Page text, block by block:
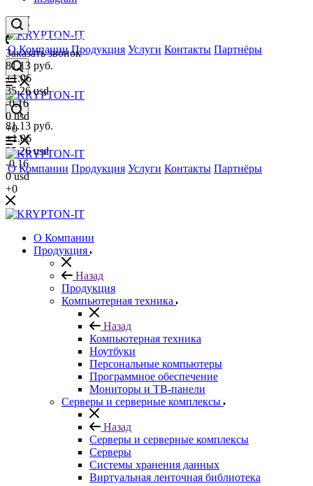
+7 (495) 773-75-70
Заказать звонок
81.13 руб.
+1.06
35.26usd
-0.16
0usd
+0
О Компании Продукция Услуги Контакты Партнёры
О Компании Продукция Услуги Контакты Партнёры
81.13 руб.
+1.06
35.26usd
-0.16
0usd
+0
О Компании
Продукция
Назад
Продукция
Компьютерная техника
Назад
Компьютерная техника
Ноутбуки
Персональные компьютеры
Программное обеспечение
Мониторы и ТВ-панели
Серверы и серверные комплексы
Назад
Серверы и серверные комплексы
Серверы
Системы хранения данных
Виртуальная ленточная библиотека